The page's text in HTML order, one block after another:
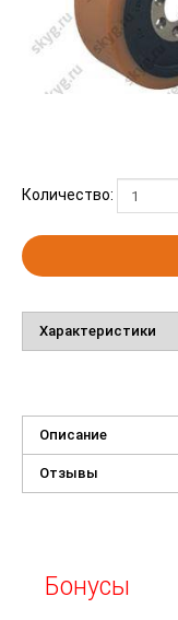
Количество:
Характеристики
Описание
Отзывы
Бонусы